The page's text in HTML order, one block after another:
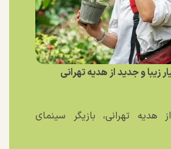
زیبا و جدید از هدیه تهرانی
هدیه تهرانی، بازیگر سینمای